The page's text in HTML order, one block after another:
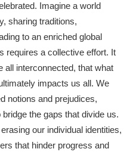
Imagine a world
sharing traditions,
to an enriched global
requires a collective effort. It
all interconnected, that what
impacts us all. We
notions and prejudices,
the gaps that divide us.
our individual identities,
that hinder progress and